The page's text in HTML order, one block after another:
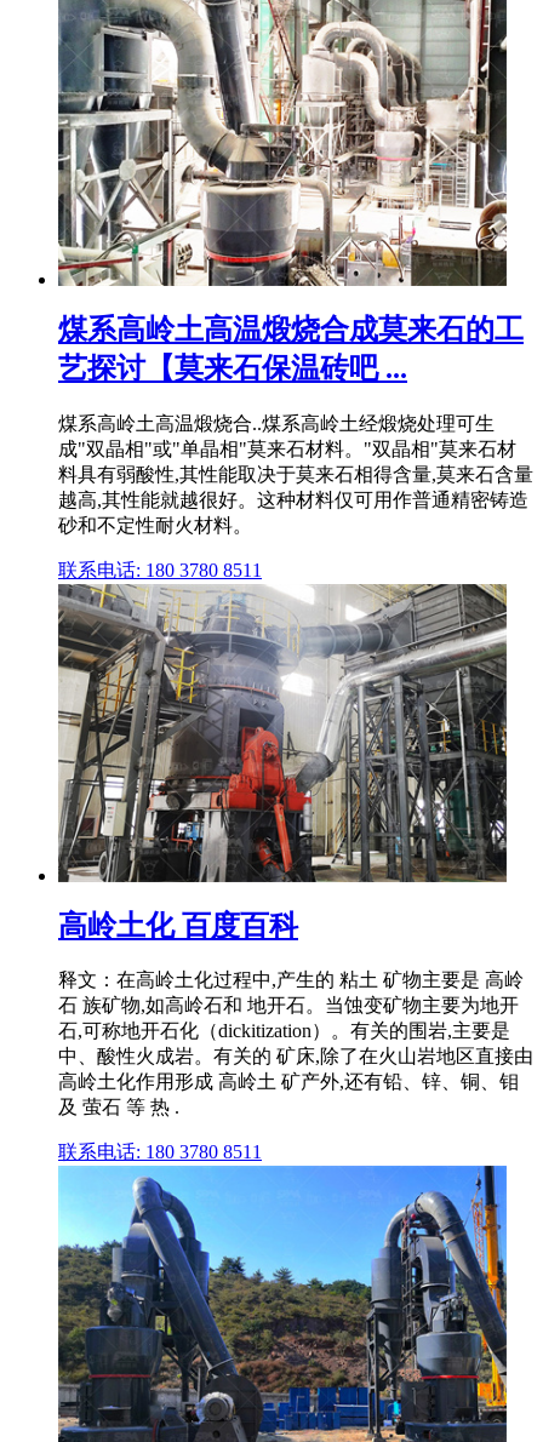
煤系高岭土高温煅烧合成莫来石的工
艺探讨【莫来石保温砖吧 ...
煤系高岭土高温煅烧合..煤系高岭土经煅烧处理可生
成"双晶相"或"单晶相"莫来石材料。"双晶相"莫来石材
料具有弱酸性,其性能取决于莫来石相得含量,莫来石含量
越高,其性能就越很好。这种材料仅可用作普通精密铸造
砂和不定性耐火材料。
联系电话: 180 3780 8511
高岭土化 百度百科
释文：在高岭土化过程中,产生的 粘土 矿物主要是 高岭
石 族矿物,如高岭石和 地开石。当蚀变矿物主要为地开
石,可称地开石化（dickitization）。有关的围岩,主要是
中、酸性火成岩。有关的 矿床,除了在火山岩地区直接由
高岭土化作用形成 高岭土 矿产外,还有铅、锌、铜、钼
及 萤石 等 热 .
联系电话: 180 3780 8511